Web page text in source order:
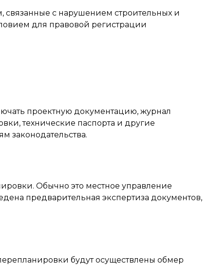
с нарушением строительных и
для правовой регистрации
проектную документацию, журнал
технические паспорта и другие
законодательства.
Обычно это местное управление
предварительная экспертиза документов,
будут осуществлены обмер